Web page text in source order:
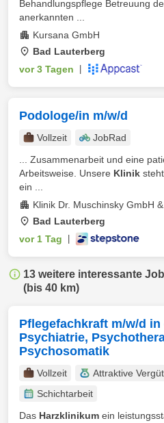
Behandlungspflege Betreuung
anerkannten ...
Kursana GmbH
Bad Lauterberg
vor 3 Tagen
Podologe/in m/w/d
Vollzeit
JobRad
... Zusammenarbeit und eine
Arbeitsweise. Unsere Klinik
ein ...
Klinik Dr. Muschinsky GmbH
Bad Lauterberg
vor 1 Tag
13 weitere interessante
(bis 40 km)
Pflegefachkraft m/w/d
Psychiatrie,
Psychosomatik
Vollzeit Attraktive
Schichtarbeit
Das Harzklinikum ein